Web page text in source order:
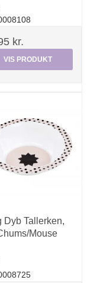
kr.
VIS PRODUKT
Dyb Tallerken,
Mouse